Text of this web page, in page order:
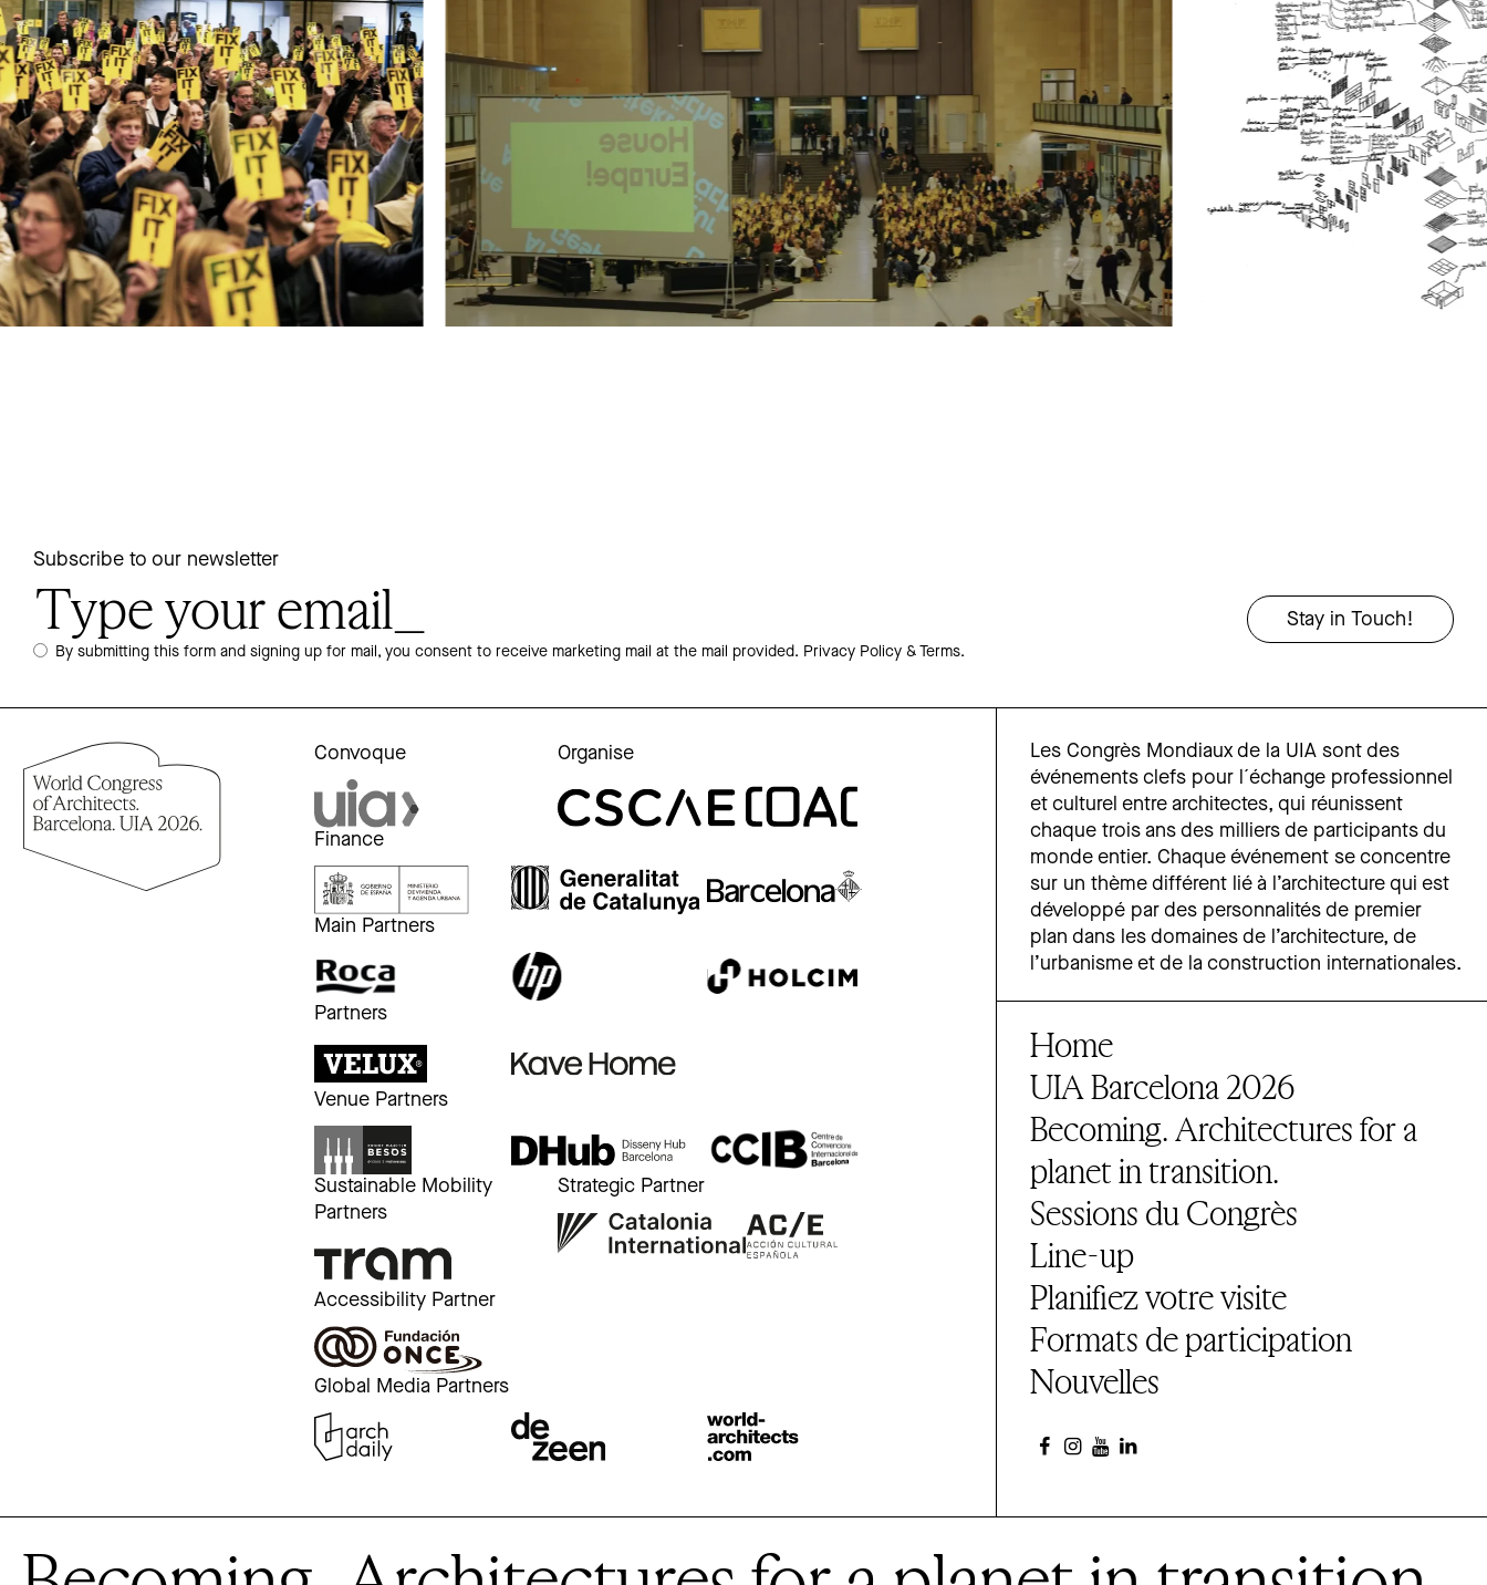
Subscribe to our newsletter
By submitting this form and signing up for mail, you consent to receive marketing mail at the mail provided. Privacy Policy & Terms.
Convoque Organise
Finance
Main Partners
Partners
Venue Partners
Sustainable Mobility
Partners
Strategic Partner
Accessibility Partner
Global Media Partners
Les Congrès Mondiaux de la UIA sont des
événements clefs pour l´échange professionnel
et culturel entre architectes, qui réunissent
chaque trois ans des milliers de participants du
monde entier. Chaque événement se concentre
sur un thème différent lié à l’architecture qui est
développé par des personnalités de premier
plan dans les domaines de l’architecture, de
l’urbanisme et de la construction internationales.
Home
UIA Barcelona 2026
Becoming. Architectures for a
planet in transition.
Sessions du Congrès
Line-up
Planifiez votre visite
Formats de participation
Nouvelles